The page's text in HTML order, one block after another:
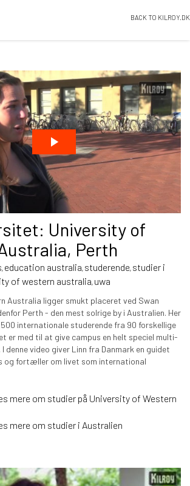
BACK TO KILROY.DK
University of
Perth
, education australia, studerende, studier i
of western australia, uwa
Australia ligger smukt placeret ved Swan
Perth - den mest solrige by i Australien. Her
internationale studerende fra 90 forskellige
er med til at give campus en helt speciel multi-
video giver Linn fra Danmark en guidet
og fortæller om livet som international
mere om studier på University of Western
mere om studier i Australien